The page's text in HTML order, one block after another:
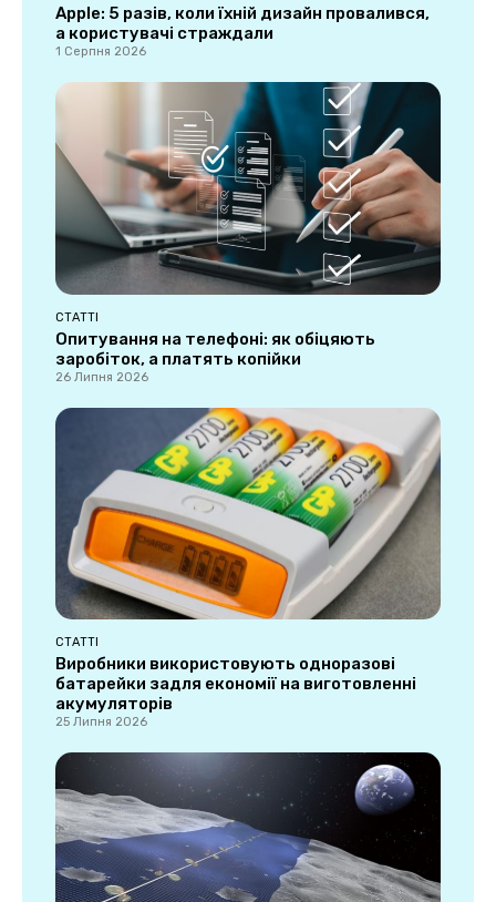
Apple: 5 разів, коли їхній дизайн провалився,
а користувачі страждали
1 Серпня 2026
СТАТТІ
Опитування на телефоні: як обіцяють
заробіток, а платять копійки
26 Липня 2026
СТАТТІ
Виробники використовують одноразові
батарейки задля економії на виготовленні
акумуляторів
25 Липня 2026